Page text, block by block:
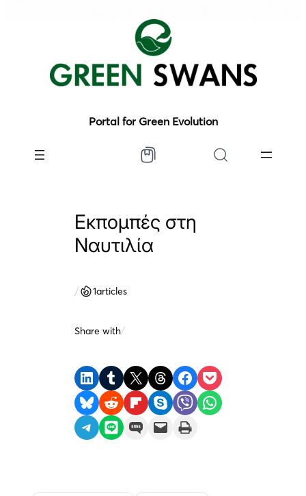
Portal for Green Evolution
Εκπομπές στη
Ναυτιλία
/ 1articles
Share with/
Share on LinkedIn
Share on Tumblr
Share on X Share on Threads
Share on Facebook
Share on Pocket
Share on Bluesky
Share on RedditShare on Flipboard
Share on SkypeShare on ViberShare on WhatsApp
Share on Telegram
Share on LINEShare on SMSEmail this PagePrint this Page